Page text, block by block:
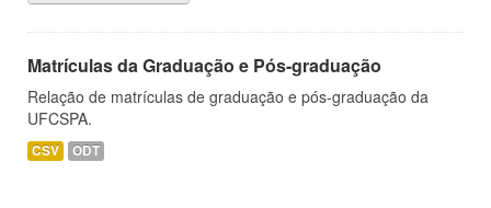
Matrículas da Graduação e Pós-graduação
Relação de matrículas de graduação e pós-graduação da
UFCSPA.
CSV ODT